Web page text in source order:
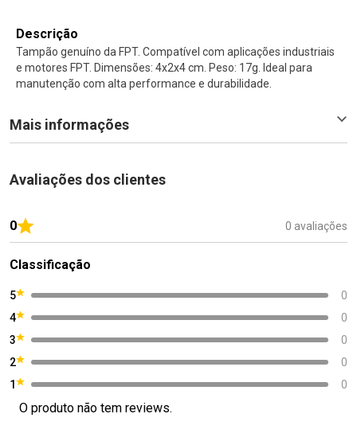
Descrição
Tampão genuíno da FPT. Compatível com aplicações industriais
e motores FPT. Dimensões: 4x2x4 cm. Peso: 17g. Ideal para
manutenção com alta performance e durabilidade.
Mais informações
Avaliações dos clientes
0 0 avaliações
Classificação
5
0
4
0
3
0
2
0
1
0
O produto não tem reviews.